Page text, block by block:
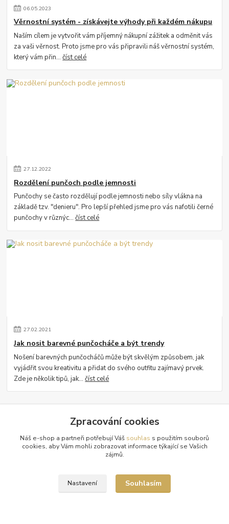
06.05.2023
Věrnostní systém - získávejte výhody při každém nákupu
Naším cílem je vytvořit vám příjemný nákupní zážitek a odměnit vás
za vaši věrnost. Proto jsme pro vás připravili náš věrnostní systém,
který vám přin...číst celé
27.12.2022
Rozdělení punčoch podle jemnosti
Punčochy se často rozdělují podle jemnosti nebo síly vlákna na
základě tzv. "denieru". Pro lepší přehled jsme pro vás nafotili černé
punčochy v různýc...číst celé
27.02.2021
Jak nosit barevné punčocháče a být trendy
Nošení barevných punčocháčů může být skvělým způsobem, jak
vyjádřit svou kreativitu a přidat do svého outfitu zajímavý prvek.
Zde je několik tipů, jak...číst celé
Zpracování cookies
Náš e-shop a partneři potřebují Váš souhlas s použitím souborů
cookies, aby Vám mohli zobrazovat informace týkající se Vašich
zájmů.
Nastavení Souhlasím